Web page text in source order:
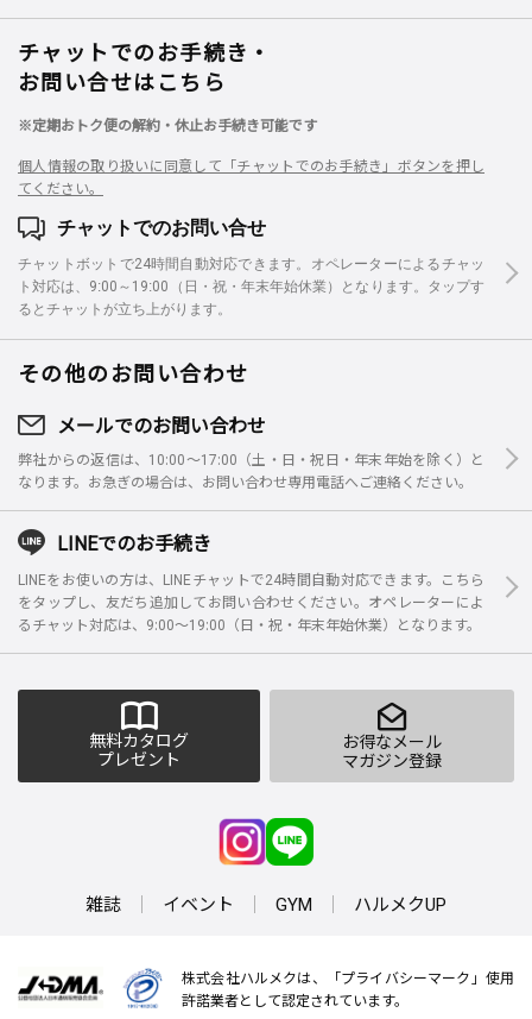
チャットでのお手続き・
お問い合せはこちら
※定期おトク便の解約・休止お手続き可能です
個人情報の取り扱いに同意して「チャットでのお手続き」ボタンを押し
てください。
チャットでのお問い合せ
チャットボットで24時間自動対応できます。オペレーターによるチャッ
ト対応は、9:00～19:00（日・祝・年末年始休業）となります。タップす
るとチャットが立ち上がります。
その他のお問い合わせ
メールでのお問い合わせ
弊社からの返信は、10:00～17:00（土・日・祝日・年末年始を除く）と
なります。お急ぎの場合は、お問い合わせ専用電話へご連絡ください。
LINEでのお手続き
LINEをお使いの方は、LINEチャットで24時間自動対応できます。こちら
をタップし、友だち追加してお問い合わせください。オペレーターによ
るチャット対応は、9:00～19:00（日・祝・年末年始休業）となります。
無料カタログ
プレゼント
お得なメール
マガジン登録
雑誌 イベント GYM ハルメクUP
株式会社ハルメクは、「プライバシーマーク」使用
許諾業者として認定されています。